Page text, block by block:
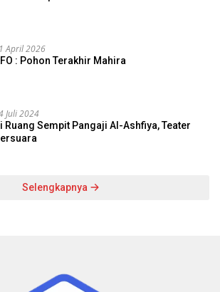
April 2026
: Pohon Terakhir Mahira
Juli 2024
Ruang Sempit Pangaji Al-Ashfiya, Teater
Selengkapnya